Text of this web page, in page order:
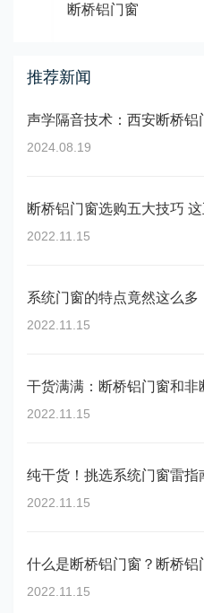
断桥铝门窗
推荐新闻
声学隔音技术：西安断桥铝
2024.08.19
断桥铝门窗选购五大技巧
2022.11.15
系统门窗的特点竟然这么多
2022.11.15
干货满满：断桥铝门窗和非
2022.11.15
纯干货！挑选系统门窗雷指
2022.11.15
什么是断桥铝门窗？断桥铝
2022.11.15